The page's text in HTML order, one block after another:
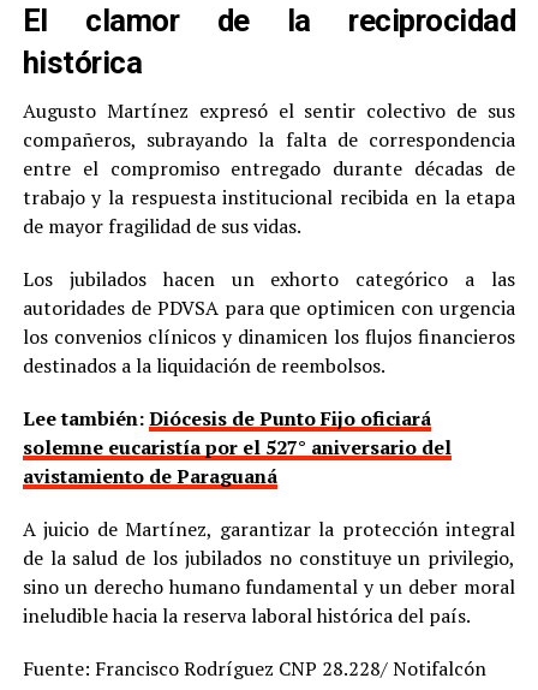
El clamor de la reciprocidad
histórica
Augusto Martínez expresó el sentir colectivo de sus
compañeros, subrayando la falta de correspondencia
entre el compromiso entregado durante décadas de
trabajo y la respuesta institucional recibida en la etapa
de mayor fragilidad de sus vidas.
Los jubilados hacen un exhorto categórico a las
autoridades de PDVSA para que optimicen con urgencia
los convenios clínicos y dinamicen los flujos financieros
destinados a la liquidación de reembolsos.
Lee también:Diócesis de Punto Fijo oficiará
solemne eucaristía por el 527° aniversario del
avistamiento de Paraguaná
A juicio de Martínez, garantizar la protección integral
de la salud de los jubilados no constituye un privilegio,
sino un derecho humano fundamental y un deber moral
ineludible hacia la reserva laboral histórica del país.
Fuente: Francisco Rodríguez CNP 28.228/ Notifalcón